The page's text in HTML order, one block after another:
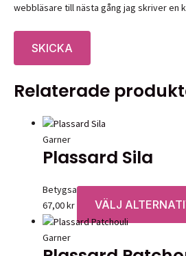
webbläsare till nästa gång jag skriver en
Relaterade
Garner
Plassard Sila
Betygsatt0av 5
67,00kr VÄLJ
Garner